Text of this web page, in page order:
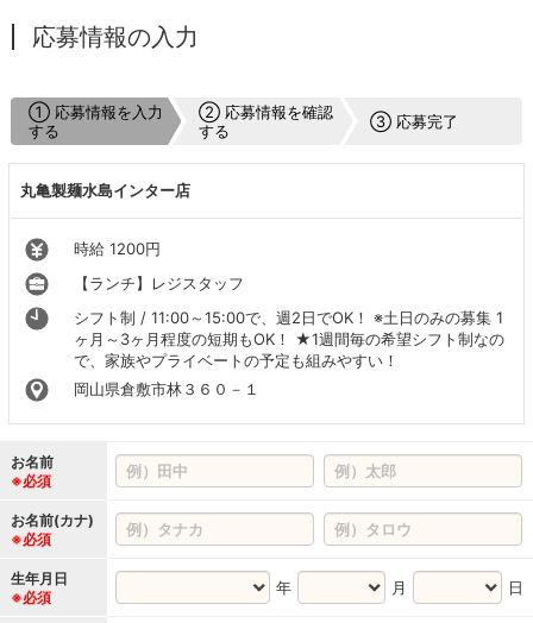
応募情報の入力
① 応募情報を入力
する
② 応募情報を確認
する
③ 応募完了
丸亀製麺水島インター店
時給 1200円
【ランチ】レジスタッフ
シフト制 / 11:00～15:00で、週2日でOK！ ※土日のみの募集 1
ヶ月～3ヶ月程度の短期もOK！ ★1週間毎の希望シフト制なの
で、家族やプライベートの予定も組みやすい！
岡山県倉敷市林３６０－１
お名前
※必須
お名前(カナ)
※必須
生年月日
※必須
年 月 日